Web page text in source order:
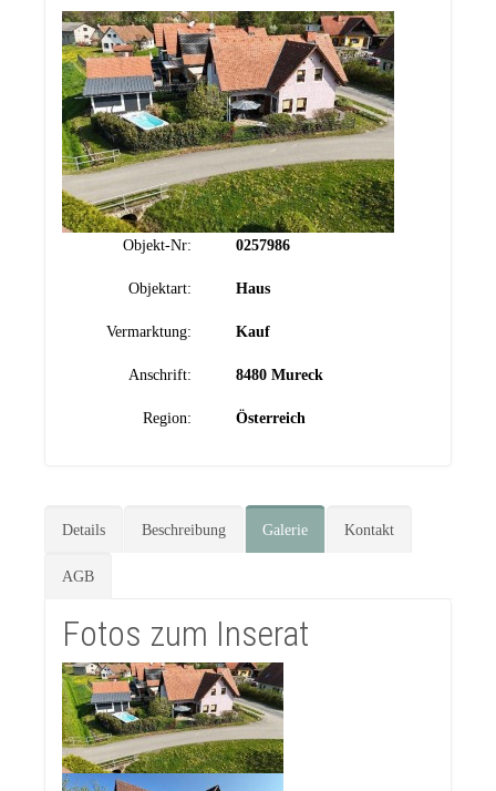
Objekt-Nr: 0257986
Objektart: Haus
Vermarktung: Kauf
Anschrift: 8480 Mureck
Region: Österreich
Details Beschreibung Galerie Kontakt
AGB
Fotos zum Inserat